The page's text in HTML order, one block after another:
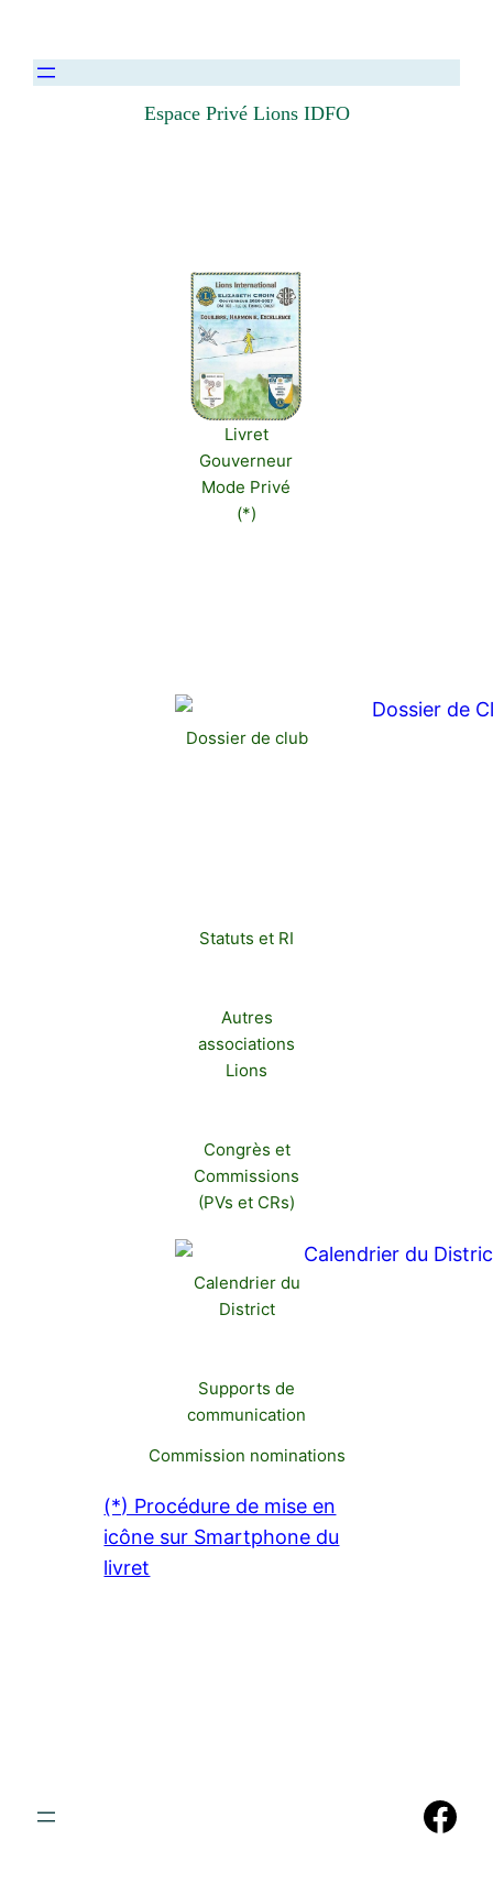
Espace Privé Lions IDFO
Livret
Gouverneur
Mode Privé
(*)
Dossier de club
Statuts et RI
Autres
associations
Lions
Congrès et
Commissions
(PVs et CRs)
Calendrier du
District
Supports de
communication
Commission nominations
(*) Procédure de mise en
icône sur Smartphone du
livret